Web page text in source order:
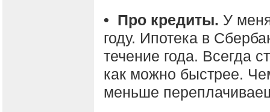
• Про кредиты. У
году. Ипотека в
течение года. Всегда
как можно быстрее.
меньше